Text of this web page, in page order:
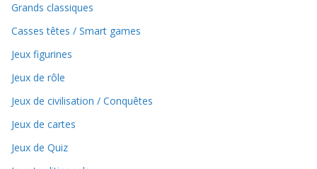
Grands classiques
Casses têtes / Smart games
Jeux figurines
Jeux de rôle
Jeux de civilisation / Conquêtes
Jeux de cartes
Jeux de Quiz